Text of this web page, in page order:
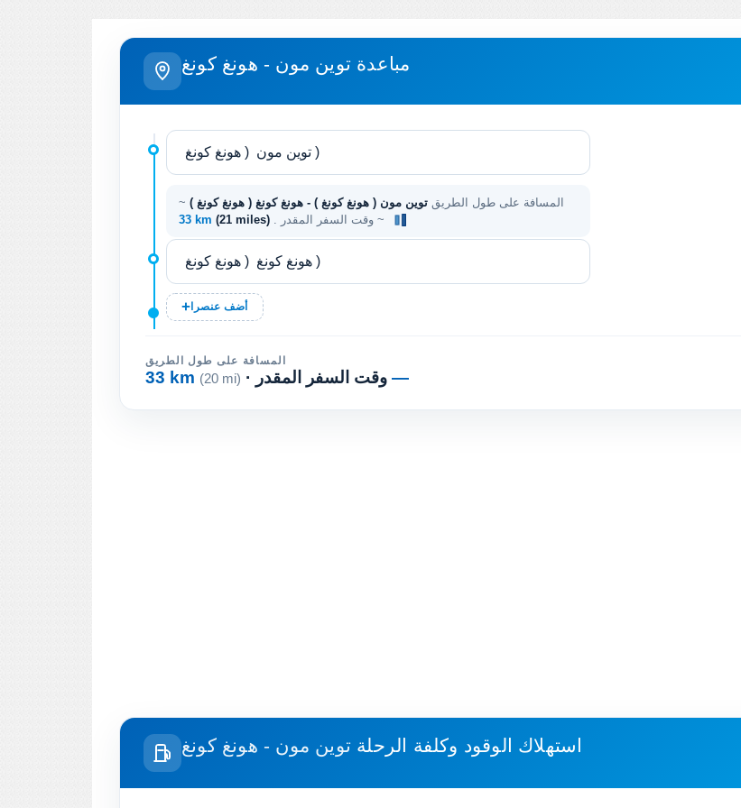
مباعدة توين مون - هونغ كونغ
المسافة على طول الطريق توين مون ( هونغ كونغ ) - هونغ كونغ ( هونغ كونغ ) ~
33 km (21 miles) . وقت السفر المقدر ~
أضف عنصرا
المسافة على طول الطريق
33 km (20 mi) —
استهلاك الوقود وكلفة الرحلة توين مون - هونغ كونغ